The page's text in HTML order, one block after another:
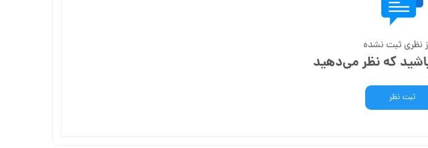
نظری ثبت نشده
که نظر می‌دهید
ثبت نظر